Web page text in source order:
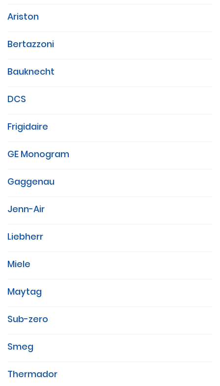
Ariston
Bertazzoni
Bauknecht
DCS
Frigidaire
GE Monogram
Gaggenau
Jenn-Air
Liebherr
Miele
Maytag
Sub-zero
Smeg
Thermador